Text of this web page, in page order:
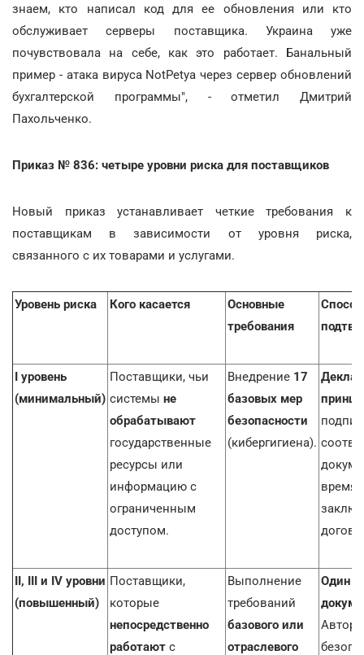
знаем, кто написал код для ее обновления или кто
обслуживает серверы поставщика. Украина уже
почувствовала на себе, как это работает. Банальный
пример - атака вируса NotPetya через сервер обновлений
бухгалтерской программы", - отметил Дмитрий
Пахольченко.
Приказ № 836: четыре уровни риска для поставщиков
Новый приказ устанавливает четкие требования к
поставщикам в зависимости от уровня риска,
связанного с их товарами и услугами.
Уровень риска Кого касается
Основные
требования
Способ
I уровень
(минимальный)
Поставщики, чьи
системы не
обрабатывают
государственные
ресурсы или
информацию с
ограниченным
доступом.
Внедрение 17
базовых мер
безопасности
(кибергигиена).
время
II, III и IV уровни
(повышенный)
Поставщики,
которые
непосредственно
работают с
Выполнение
требований
базового или
отраслевого
Один